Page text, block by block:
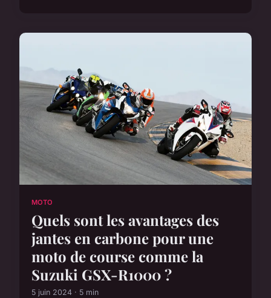
MOTO
Quels sont les avantages des
jantes en carbone pour une
moto de course comme la
Suzuki GSX-R1000 ?
5 juin 2024 · 5 min